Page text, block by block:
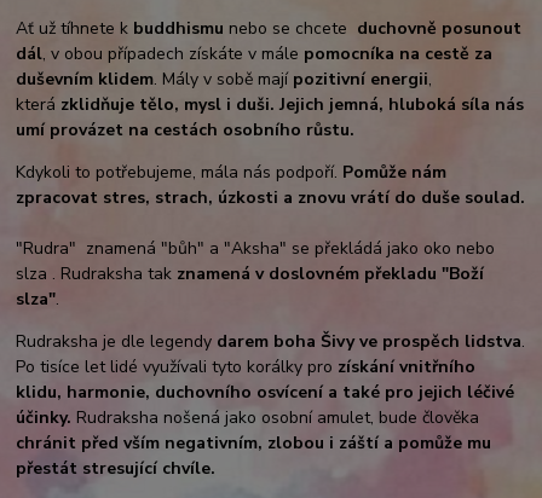
Ať už tíhnete k buddhismu nebo se chcete duchovně posunout
dál, v obou případech získáte v mále pomocníka na cestě za
duševním klidem. Mály v sobě mají pozitivní energii,
která zklidňuje tělo, mysl i duši. Jejich jemná, hluboká síla nás
umí provázet na cestách osobního růstu.
Kdykoli to potřebujeme, mála nás podpoří. Pomůže nám
zpracovat stres, strach, úzkosti a znovu vrátí do duše soulad.
"Rudra" znamená "bůh" a "Aksha" se překládá jako oko nebo
slza . Rudraksha tak znamená v doslovném překladu "Boží
slza".
Rudraksha je dle legendy darem boha Šivy ve prospěch lidstva.
Po tisíce let lidé využívali tyto korálky pro získání vnitřního
klidu, harmonie, duchovního osvícení a také pro jejich léčivé
účinky. Rudraksha nošená jako osobní amulet, bude člověka
chránit před vším negativním, zlobou i záští a pomůže mu
přestát stresující chvíle.